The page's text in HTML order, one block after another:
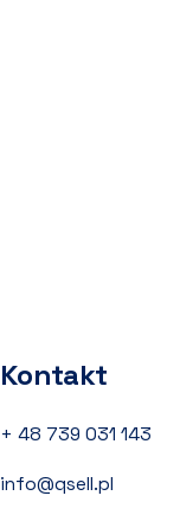
Kontakt
+ 48 739 031 143
info@qsell.pl